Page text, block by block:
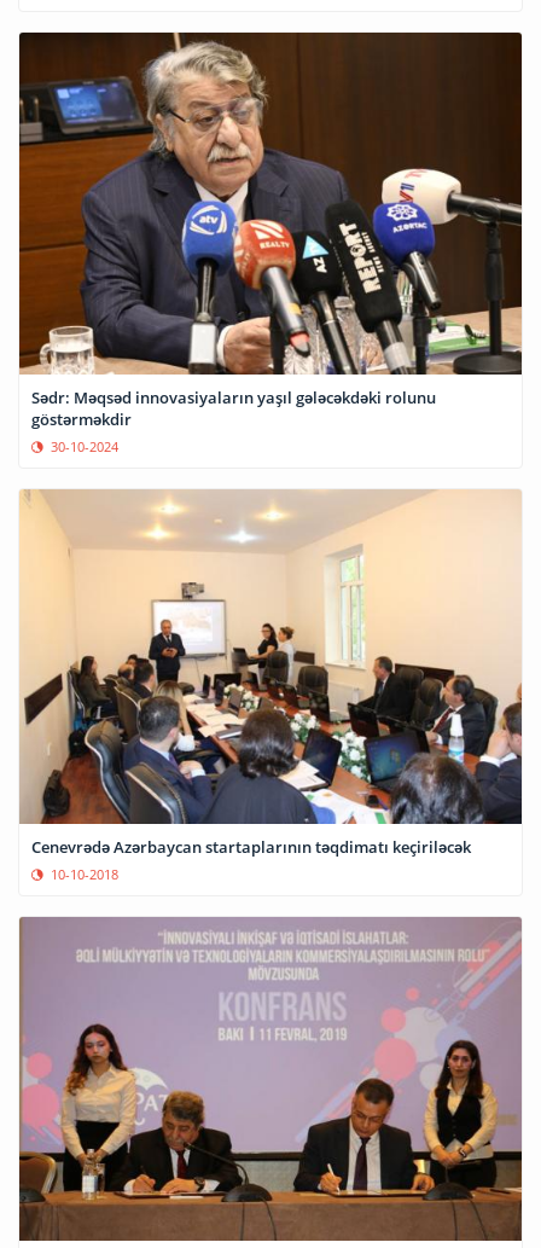
Sədr: Məqsəd innovasiyaların yaşıl gələcəkdəki rolunu
göstərməkdir
30-10-2024
Cenevrədə Azərbaycan startaplarının təqdimatı keçiriləcək
10-10-2018